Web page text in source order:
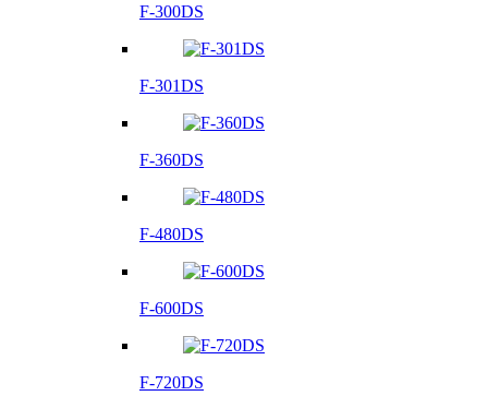
F-300DS
F-301DS
F-360DS
F-480DS
F-600DS
F-720DS